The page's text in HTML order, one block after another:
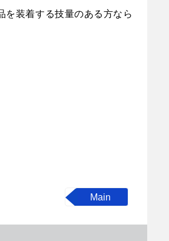
を装着する技量のある方なら
Main